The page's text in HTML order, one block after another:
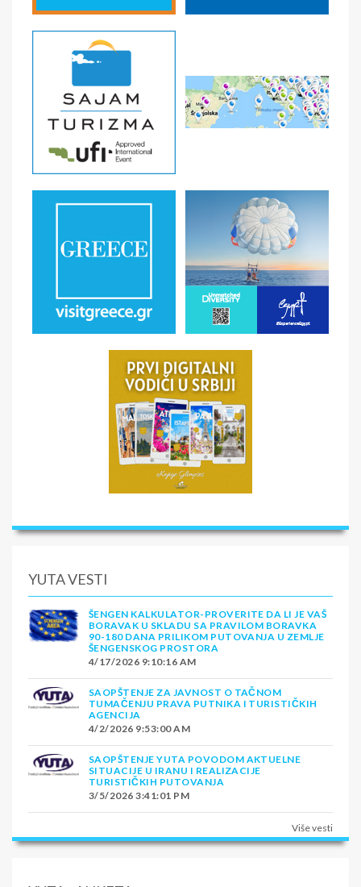
YUTA VESTI
ŠENGEN KALKULATOR-PROVERITE DA LI JE VAŠ
BORAVAK U SKLADU SA PRAVILOM BORAVKA
90-180 DANA PRILIKOM PUTOVANJA U ZEMLJE
ŠENGENSKOG PROSTORA
4/17/2026 9:10:16 AM
SAOPŠTENJE ZA JAVNOST O TAČNOM
TUMAČENJU PRAVA PUTNIKA I TURISTIČKIH
AGENCIJA
4/2/2026 9:53:00 AM
SAOPŠTENJE YUTA POVODOM AKTUELNE
SITUACIJE U IRANU I REALIZACIJE
TURISTIČKIH PUTOVANJA
3/5/2026 3:41:01 PM
Više vesti